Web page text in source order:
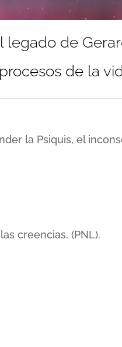
de
de la
la Psiquis, el
creencias. (PNL).